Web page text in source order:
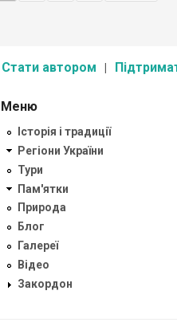
Стати автором
Меню
Історія і традиції
Регіони України
Тури
Пам'ятки
Природа
Блог
Галереї
Відео
Закордон